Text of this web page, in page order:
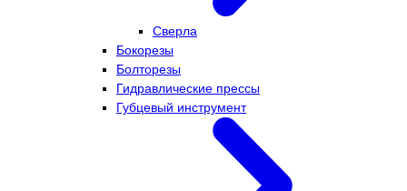
Сверла
Бокорезы
Болторезы
Гидравлические прессы
Губцевый инструмент